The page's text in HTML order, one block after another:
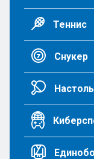
Теннис
Снукер